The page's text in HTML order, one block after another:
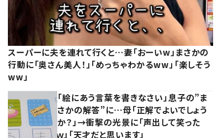
スーパーに夫を連れて行くと…妻「おーいw」まさかの
行動に「奥さん美人！」「めっちゃわかるww」「楽しそう
ww」
「絵にあう言葉を書きなさい」息子の”ま
さかの解答”に…母「正解でよいでしょう
か？」→衝撃の光景に「声出して笑った
ｗ」「天才だと思います」